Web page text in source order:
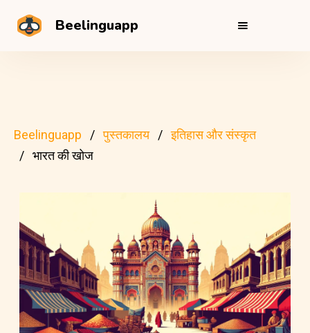
Beelinguapp
Beelinguapp पुस्तकालय
इतिहास और संस्कृत
भारत की खोज